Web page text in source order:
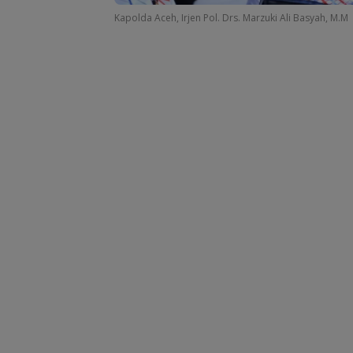
Kapolda Aceh, Irjen Pol. Drs. Marzuki Ali Basyah, M.M